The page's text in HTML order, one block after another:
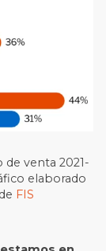
venta 2021-
elaborado
FIS